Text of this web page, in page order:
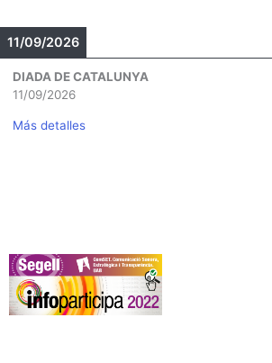
11/09/2026
DIADA DE CATALUNYA
11/09/2026
Más detalles